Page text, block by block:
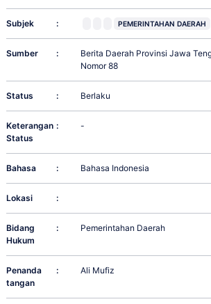
Subjek : PEMERINTAHAN DAERAH
Sumber :
Berita Daerah Provinsi Jawa
Nomor 88
Status : Berlaku
Keterangan
Status
: -
Bahasa : Bahasa Indonesia
Lokasi :
Bidang
Hukum
: Pemerintahan Daerah
Penanda
tangan
: Ali Mufiz